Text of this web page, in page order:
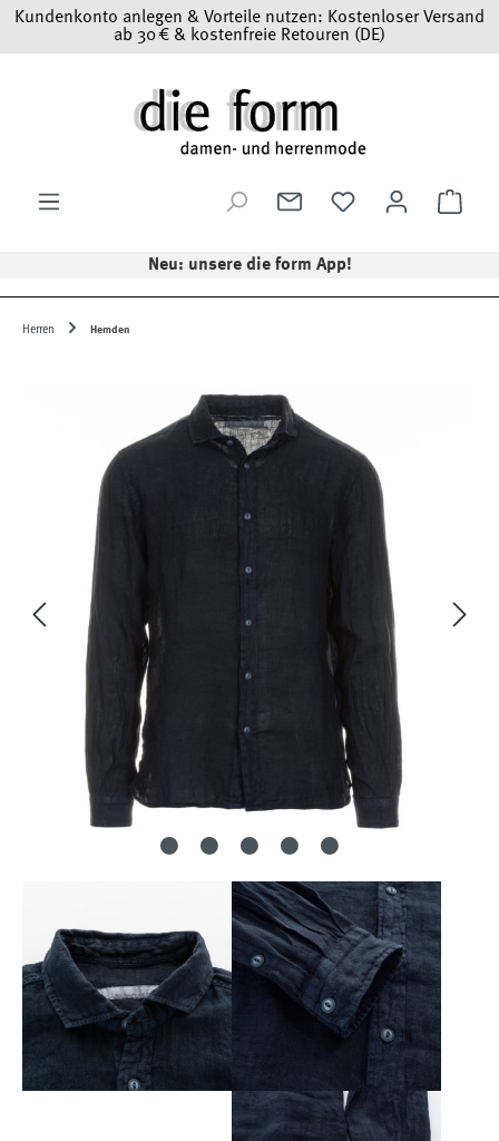
Zum Hauptinhalt springen
Kundenkonto anlegen & Vorteile nutzen: Kostenloser Versand
ab 30 € & kostenfreie Retouren (DE)
Neu: unsere die form App!
Herren Hemden